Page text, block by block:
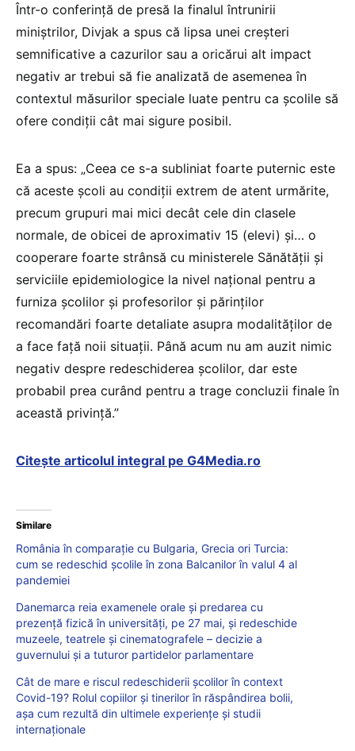
Într-o conferinţă de presă la finalul întrunirii
miniştrilor, Divjak a spus că lipsa unei creşteri
semnificative a cazurilor sau a oricărui alt impact
negativ ar trebui să fie analizată de asemenea în
contextul măsurilor speciale luate pentru ca şcolile să
ofere condiţii cât mai sigure posibil.
Ea a spus: „Ceea ce s-a subliniat foarte puternic este
că aceste şcoli au condiţii extrem de atent urmărite,
precum grupuri mai mici decât cele din clasele
normale, de obicei de aproximativ 15 (elevi) şi… o
cooperare foarte strânsă cu ministerele Sănătăţii şi
serviciile epidemiologice la nivel naţional pentru a
furniza şcolilor şi profesorilor şi părinţilor
recomandări foarte detaliate asupra modalităţilor de
a face faţă noii situaţii. Până acum nu am auzit nimic
negativ despre redeschiderea şcolilor, dar este
probabil prea curând pentru a trage concluzii finale în
această privinţă.”
Citește articolul integral pe G4Media.ro
Similare
România în comparație cu Bulgaria, Grecia ori Turcia:
cum se redeschid școlile în zona Balcanilor în valul 4 al
pandemiei
Danemarca reia examenele orale și predarea cu
prezență fizică în universități, pe 27 mai, și redeschide
muzeele, teatrele și cinematografele – decizie a
guvernului și a tuturor partidelor parlamentare
Cât de mare e riscul redeschiderii școlilor în context
Covid-19? Rolul copiilor și tinerilor în răspândirea bolii,
așa cum rezultă din ultimele experiențe și studii
internaționale